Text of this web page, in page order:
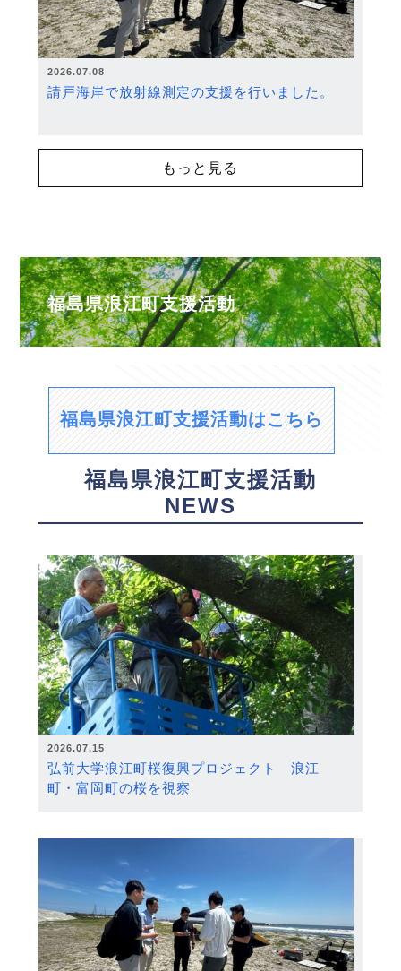
2026.07.08
請戸海岸で放射線測定の支援を行いました。
もっと見る
福島県浪江町支援活動
福島県浪江町支援活動はこちら
福島県浪江町支援活動
NEWS
2026.07.15
弘前大学浪江町桜復興プロジェクト 浪江
町・富岡町の桜を視察